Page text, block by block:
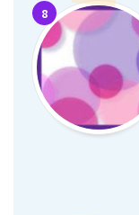
8